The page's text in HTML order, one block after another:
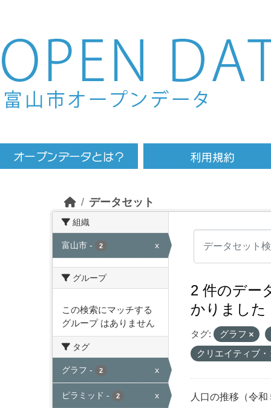
Skip to main content
データセット
組織
富山市 - 2 x
グループ
この検索にマッチする
グループ はありません
タグ
グラフ - 2 x
ピラミッド - 2 x
2 件のデー
かりました
タグ: グラフ
クリエイティブ
人口の推移（令和